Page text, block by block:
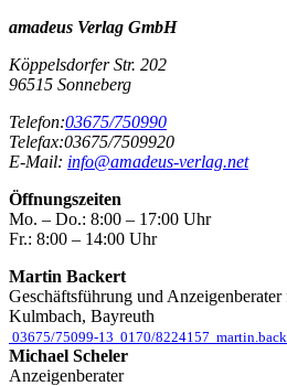
amadeus Verlag GmbH
Köppelsdorfer Str. 202
96515 Sonneberg
Telefon:03675/750990
Telefax:03675/7509920
E-Mail: info@amadeus-verlag.net
Öffnungszeiten
Mo. – Do.: 8:00 – 17:00 Uhr
Fr.: 8:00 – 14:00 Uhr
Martin Backert
Geschäftsführung und
Kulmbach, Bayreuth
03675/75099-13 0170/8224157
Michael Scheler
Anzeigenberater